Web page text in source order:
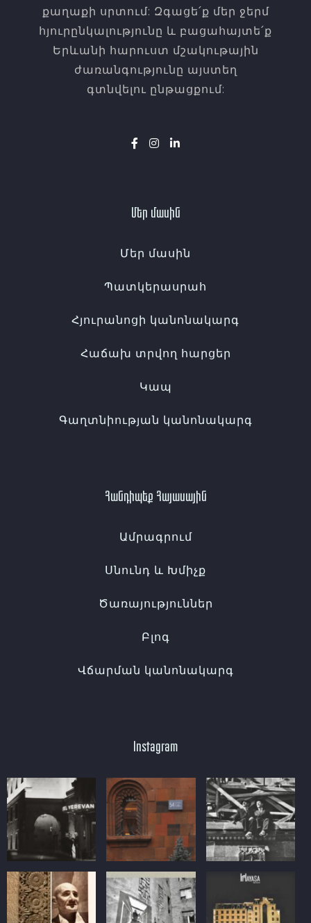
քաղաքի սրտում: Զգացե՛ք մեր ջերմ
հյուրընկալությունը և բացահայտե՛ք
Երևանի հարուստ մշակութային
ժառանգությունը այստեղ
գտնվելու ընթացքում:
Մեր մասին
Մեր մասին
Պատկերասրահ
Հյուրանոցի կանոնակարգ
Հաճախ տրվող հարցեր
Կապ
Գաղտնիության կանոնակարգ
Հանդիպեք Հայասային
Ամրագրում
Սնունդ և Խմիչք
Ծառայություններ
Բլոգ
Վճարման կանոնակարգ
Instagram